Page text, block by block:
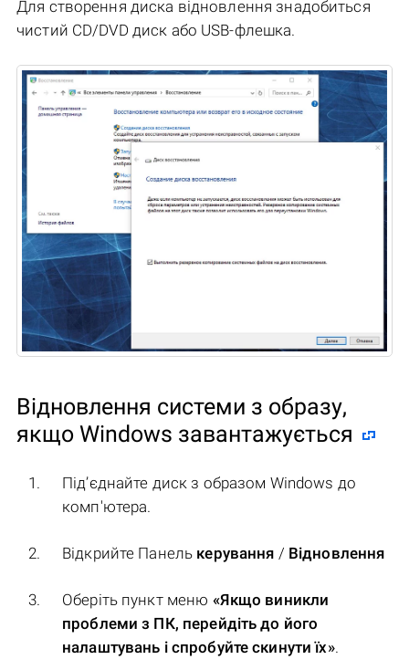
Для створення диска відновлення знадобиться
чистий CD/DVD диск або USB-флешка.
Відновлення системи з образу,
якщо Windows завантажується
Під’єднайте диск з образом Windows до
комп'ютера.
Відкрийте Панель керування / Відновлення
Оберіть пункт меню «Якщо виникли
проблеми з ПК, перейдіть до його
налаштувань і спробуйте скинути їх».